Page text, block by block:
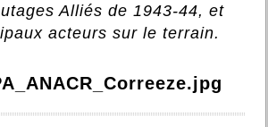
Alliés de 1943-44, et
acteurs sur le terrain.